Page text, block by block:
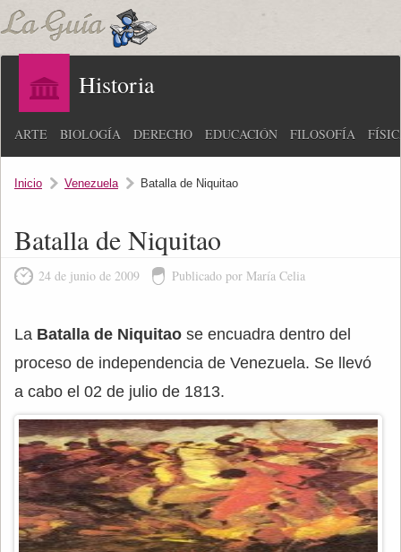
Historia
ARTE BIOLOGÍA DERECHO EDUCACIÓN FILOSOFÍA
Inicio Venezuela Batalla de Niquitao
Batalla de Niquitao
24 de junio de 2009 Publicado por María Celia
La Batalla de Niquitao se encuadra dentro del
proceso de independencia de Venezuela. Se llevó
a cabo el 02 de julio de 1813.